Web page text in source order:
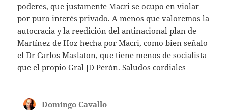
poderes, que justamente Macri se ocupo en violar
por puro interés privado. A menos que valoremos la
autocracia y la reedición del antinacional plan de
Martínez de Hoz hecha por Macri, como bien señalo
el Dr Carlos Maslaton, que tiene menos de socialista
que el propio Gral JD Perón. Saludos cordiales
Domingo Cavallo